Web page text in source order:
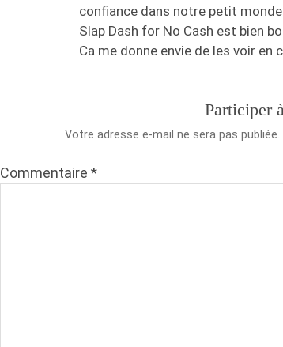
confiance dans notre petit monde
Slap Dash for No Cash est bien
Ca me donne envie de les voir en
Participer
Votre adresse e-mail ne sera pas publiée.
Commentaire *